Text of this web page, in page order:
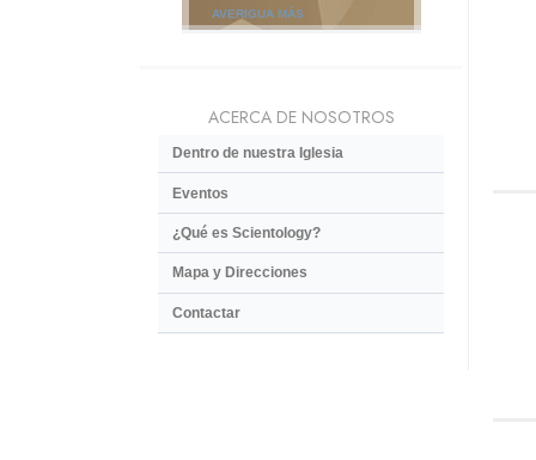
AVERIGUA MÁS
ACERCA DE NOSOTROS
Dentro de nuestra Iglesia
Eventos
¿Qué es Scientology?
Mapa y Direcciones
Contactar